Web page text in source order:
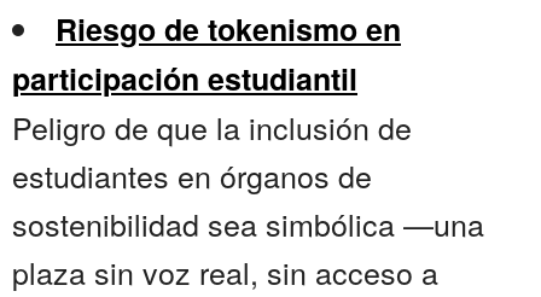
Riesgo de tokenismo en
participación estudiantil
Peligro de que la inclusión de
estudiantes en órganos de
sostenibilidad sea simbólica —una
plaza sin voz real, sin acceso a